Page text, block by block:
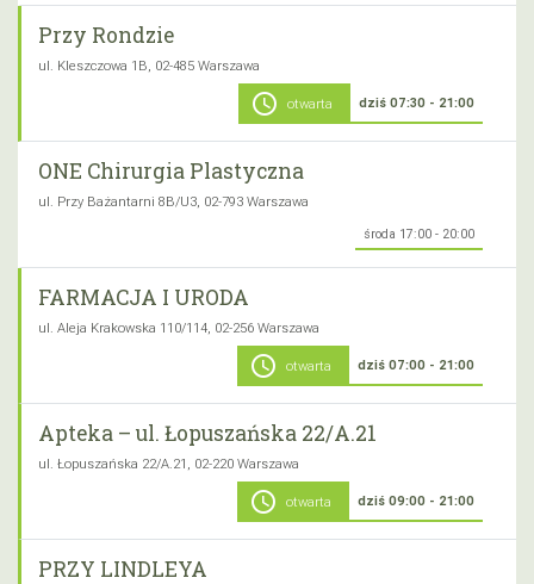
Przy Rondzie
ul. Kleszczowa 1B, 02-485 Warszawa
schedule otwarta dziś 07:30 - 21:00
ONE Chirurgia Plastyczna
ul. Przy Bażantarni 8B/U3, 02-793 Warszawa
środa 17:00 - 20:00
FARMACJA I URODA
ul. Aleja Krakowska 110/114, 02-256 Warszawa
schedule otwarta dziś 07:00 - 21:00
Apteka – ul. Łopuszańska 22/A.21
ul. Łopuszańska 22/A.21, 02-220 Warszawa
schedule otwarta dziś 09:00 - 21:00
PRZY LINDLEYA